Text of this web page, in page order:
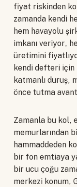
fiyat riskinden
zamanda kendi
hem havayolu
imkanı veriyor,
üretimini
kendi defteri için
katmanlı duruş,
önce tutma
Zamanla bu kol,
memurlarından
hammaddeden
bir fon emtiaya
bir ucu çoğu
merkezi konum,